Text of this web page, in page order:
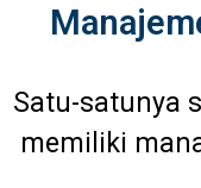
Satu-satunya
memiliki